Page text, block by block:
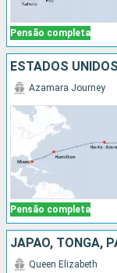
Pensão completa
ESTADOS
Pensão completa
Azamara Journey
Queen Elizabeth